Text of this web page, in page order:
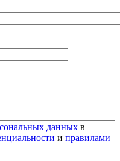
данных в
и правилами
данных в
и правилами